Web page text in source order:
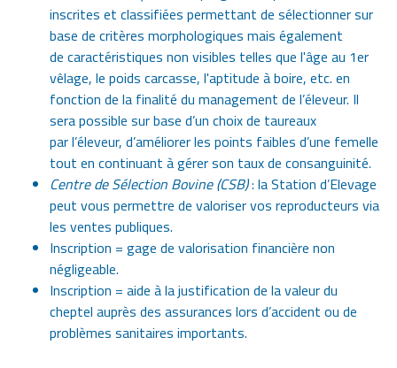
inscrites et classifiées permettant de sélectionner sur
base de critères morphologiques mais également
de caractéristiques non visibles telles que l'âge au 1er
vêlage, le poids carcasse, l'aptitude à boire, etc. en
fonction de la finalité du management de l’éleveur. Il
sera possible sur base d’un choix de taureaux
par l’éleveur, d’améliorer les points faibles d’une femelle
tout en continuant à gérer son taux de consanguinité.
Centre de Sélection Bovine (CSB): la Station d’Elevage
peut vous permettre de valoriser vos reproducteurs via
les ventes publiques.
Inscription = gage de valorisation financière non
négligeable.
Inscription = aide à la justification de la valeur du
cheptel auprès des assurances lors d’accident ou de
problèmes sanitaires importants.